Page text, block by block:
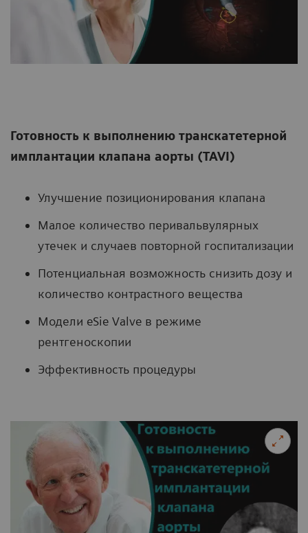
Готовность к выполнению транскатетерной
имплантации клапана аорты (TAVI)
Улучшение позиционирования клапана
Малое количество перивальвулярных
утечек и случаев повторной госпитализации
Потенциальная возможность снизить дозу и
количество контрастного вещества
Модели eSie Valve в режиме
рентгеноскопии
Эффективность процедуры